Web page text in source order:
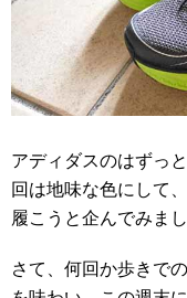
アディダスのはずっ
回は地味な色にして
履こうと企んでみま
さて、何回か歩きで